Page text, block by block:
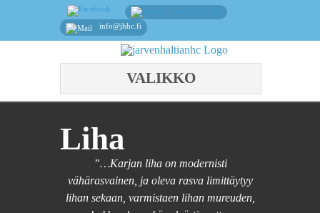
info@jhhc.fi
VALIKKO
Liha
”…Karjan liha on modernisti
vähärasvainen, ja oleva rasva limittäytyy
lihan sekaan, varmistaen lihan mureuden,